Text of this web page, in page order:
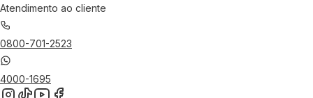
Atendimento ao cliente
0800-701-2523
4000-1695